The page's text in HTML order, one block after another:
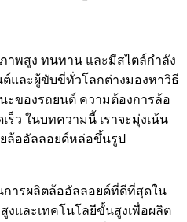
พสูง ทนทาน และมีสไตล์กำลัง
และผู้ขับขี่ทั่วโลกต่างมองหาวิธี
ะของรถยนต์ ความต้องการล้อ
ร็ว ในบทความนี้ เราจะมุ่งเน้น
ล้ออัลลอยด์หล่อขึ้นรูป
การผลิตล้ออัลลอยด์ที่ดีที่สุดใน
และเทคโนโลยีขั้นสูงเพื่อผลิต